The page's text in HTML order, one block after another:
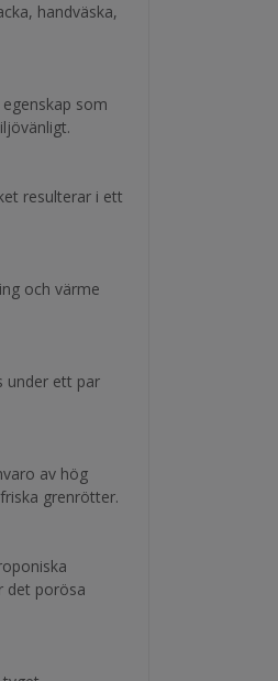
handväska,
som
resulterar i ett
och värme
under ett par
av hög
grenrötter.
det porösa